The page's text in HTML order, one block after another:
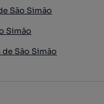
São Simão
Simão
São Simão